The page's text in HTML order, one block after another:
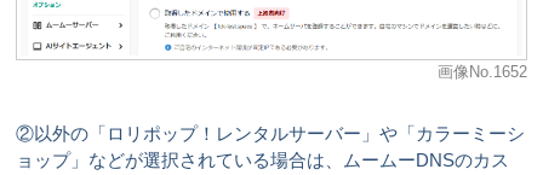
画像No.1652
②以外の「ロリポップ！レンタルサーバー」や「カラーミーシ
ョップ」などが選択されている場合は、ムームーDNSのカス